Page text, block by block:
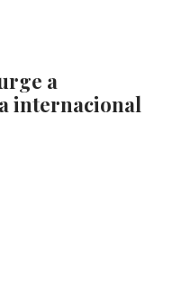
a
internacional